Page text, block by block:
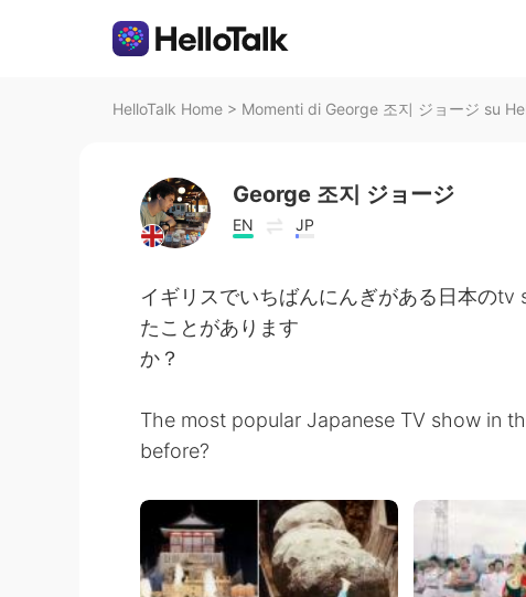
HelloTalk Home > Momenti di George 조지 ジョージ su
George 조지 ジョージ
EN JP
イギリスでいちばんにんぎがある日本のtv
たことがあります
か？
The most popular Japanese TV show in
before?